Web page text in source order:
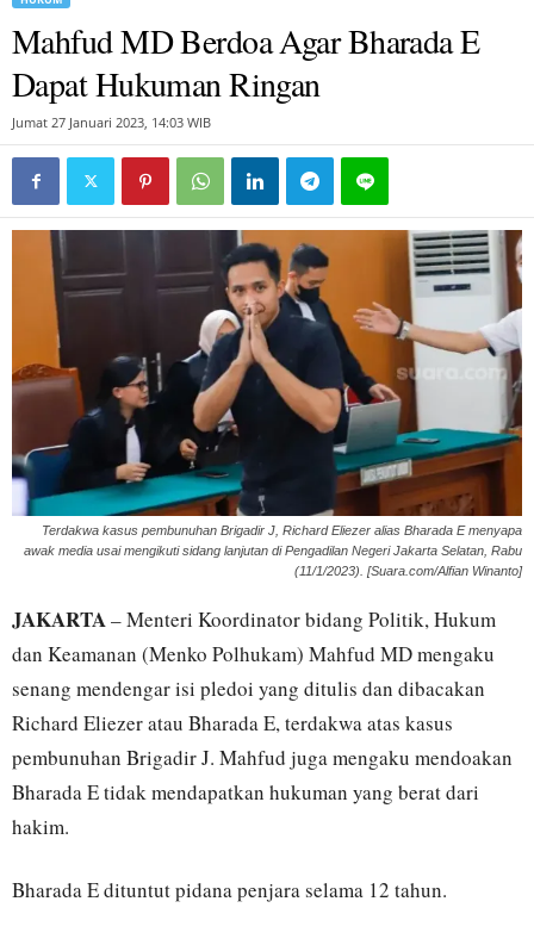
Mahfud MD Berdoa Agar Bharada E
Dapat Hukuman Ringan
Jumat 27 Januari 2023, 14:03 WIB
Terdakwa kasus pembunuhan Brigadir J, Richard Eliezer alias Bharada E menyapa
awak media usai mengikuti sidang lanjutan di Pengadilan Negeri Jakarta Selatan, Rabu
(11/1/2023). [Suara.com/Alfian Winanto]
JAKARTA– Menteri Koordinator bidang Politik, Hukum
dan Keamanan (Menko Polhukam) Mahfud MD mengaku
senang mendengar isi pledoi yang ditulis dan dibacakan
Richard Eliezer atau Bharada E, terdakwa atas kasus
pembunuhan Brigadir J. Mahfud juga mengaku mendoakan
Bharada E tidak mendapatkan hukuman yang berat dari
hakim.
Bharada E dituntut pidana penjara selama 12 tahun.